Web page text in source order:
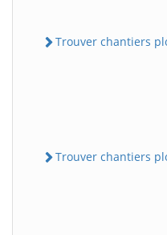
Trouver chantiers
Trouver chantiers